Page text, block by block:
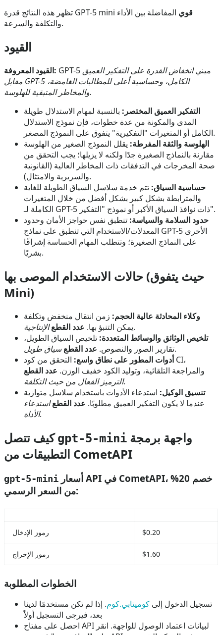
تظهر هذه النتائج قدرة GPT-5 mini
قوي المفاضلة بين الأداء
والتكلفة والسرعة.
القيود
القيود المعروفة: GPT-5 مينيانخفاض القدرة على التفكير العميق
مقابل GPT-5 الكامل، وحساسية أعلى للمطالبات الغامضة،
والمخاطر المتبقية للهلوسة.
التفكير العميق المختصر: بالنسبة لمهام الاستدلال طويلة
المدى والمكونة من عدة خطوات، فإن نموذج الاستدلال
الكامل أو المتغيرات "التفكيرية" يتفوق على النموذج المصغر.
الهلوسة والثقة المفرطة: يقلل النموذج الصغير من الهلوسة
مقارنة بالنماذج الصغيرة جدًا ولكنه لا يزيلها؛ يجب التحقق من
صحة المخرجات في التدفقات ذات المخاطر العالية (القانونية
والسريرية والامتثال).
حساسية السياق: تتم خدمة سلاسل السياق الطويلة للغاية
والمترابطة بشكل كبير بشكل أفضل من خلال المتغيرات
الكاملة لـ GPT-5 ذات نوافذ السياق الأكبر أو نموذج "التفكير".
حدود السلامة والسياسة: تنطبق نفس حواجز الأمان وحدود
المعدلات/الاستخدام التي تنطبق على نماذج GPT-5 الأخرى
على النماذج الصغيرة؛ وتتطلب المهام الحساسة إشرافًا
بشريًا.
حالات الاستخدام الموصى بها (حيث يتفوق
Mini)
وكلاء المحادثة عالية الحجم: زمن انتقال منخفض وتكلفة
يمكن التنبؤ بها. عدد القطع الإنتاجية
.
تلخيص الوثائق والوسائط المتعددة: تلخيص السياق الطويل،
تقارير الصور والنصوص. عدد القطع سياق طويل
.
أدوات المطور على نطاق واسع: التحقق من كود CI،
والمراجعة التلقائية، وتوليد الكود خفيف الوزن. عدد القطع
الترميز الفعال من حيث التكلفة.
تنسيق الوكيل: استدعاء الأدوات باستخدام سلاسل متوازية
عندما لا يكون التفكير العميق مطلوبًا. عدد القطع استدعاء
الأداة.
كيف تتصلgpt-5-mini
التطبيقات من CometAPI
gpt-5-mini
من السعر الرسمي:
رموز الإدخال $0.20
رموز الإخراج $1.60
الخطوات المطلوبة
تسجيل الدخول إلى كوميتابي.كوم. إذا لم تكن مستخدمًا لدينا
بعد، فيرجى التسجيل أولاً
احصل على مفتاح API لبيانات اعتماد الوصول للواجهة. انقر